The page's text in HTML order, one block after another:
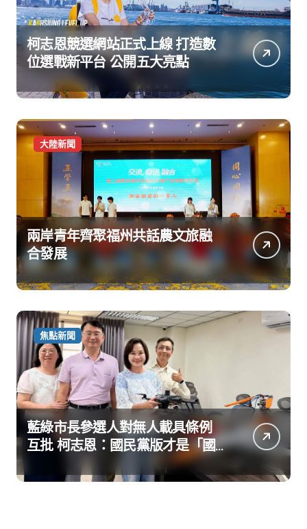
柯志恩競選網站正式上線 打造數
位選戰新平台 公開五大亮點
大陸新聞
兩岸青年齊聚福州共話農文旅融
合發展
焦點新聞
藍綠市長參選人對無人載具條例
互批 柯志恩：國民黨版才是「國
防+產業」務實版